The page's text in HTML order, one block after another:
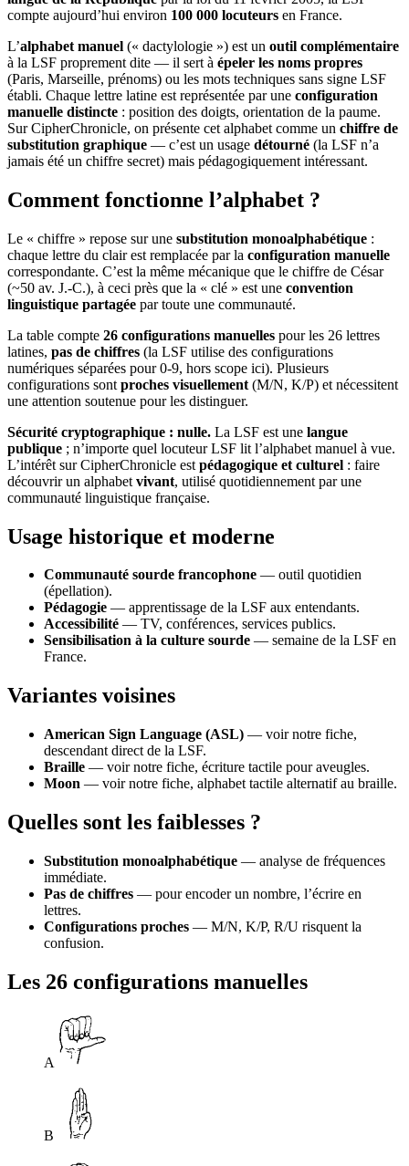
compte aujourd’hui environ 100 000 locuteurs en France.
L’alphabet manuel (« dactylologie ») est un outil complémentaire
à la LSF proprement dite — il sert à épeler les noms propres
(Paris, Marseille, prénoms) ou les mots techniques sans signe LSF
établi. Chaque lettre latine est représentée par une configuration
manuelle distincte : position des doigts, orientation de la paume.
Sur CipherChronicle, on présente cet alphabet comme un chiffre de
substitution graphique — c’est un usage détourné (la LSF n’a
jamais été un chiffre secret) mais pédagogiquement intéressant.
Comment fonctionne l’alphabet ?
Le « chiffre » repose sur une substitution monoalphabétique :
chaque lettre du clair est remplacée par la configuration manuelle
correspondante. C’est la même mécanique que le chiffre de César
(~50 av. J.-C.), à ceci près que la « clé » est une convention
linguistique partagée par toute une communauté.
La table compte 26 configurations manuelles pour les 26 lettres
latines, pas de chiffres (la LSF utilise des configurations
numériques séparées pour 0-9, hors scope ici). Plusieurs
configurations sont proches visuellement (M/N, K/P) et nécessitent
une attention soutenue pour les distinguer.
Sécurité cryptographique : nulle. La LSF est une langue
publique ; n’importe quel locuteur LSF lit l’alphabet manuel à vue.
L’intérêt sur CipherChronicle est pédagogique et culturel : faire
découvrir un alphabet vivant, utilisé quotidiennement par une
communauté linguistique française.
Usage historique et moderne
Communauté sourde francophone — outil quotidien
(épellation).
Pédagogie — apprentissage de la LSF aux entendants.
Accessibilité — TV, conférences, services publics.
Sensibilisation à la culture sourde — semaine de la LSF en
France.
Variantes voisines
American Sign Language (ASL) — voir notre fiche,
descendant direct de la LSF.
Braille — voir notre fiche, écriture tactile pour aveugles.
Moon — voir notre fiche, alphabet tactile alternatif au braille.
Quelles sont les faiblesses ?
Substitution monoalphabétique — analyse de fréquences
immédiate.
Pas de chiffres — pour encoder un nombre, l’écrire en
lettres.
Configurations proches — M/N, K/P, R/U risquent la
confusion.
Les 26 configurations manuelles
A
B